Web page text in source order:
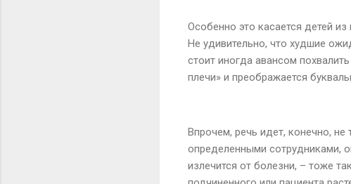
Особенно это касается детей
Не удивительно, что худшие
стоит иногда авансом
плечи» и преображается
Впрочем, речь идет, конечно,
определенными сотрудниками,
излечится от болезни, – тоже